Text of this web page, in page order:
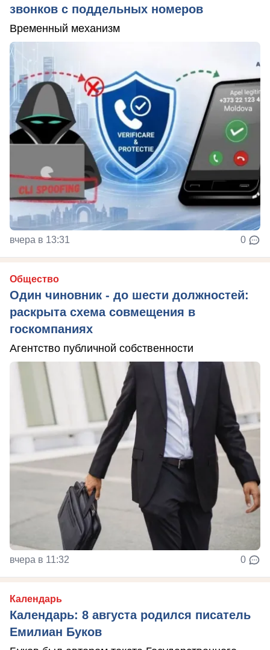
звонков с поддельных номеров
Временный механизм
вчера в 13:31 0
Общество
Один чиновник - до шести должностей:
раскрыта схема совмещения в
госкомпаниях
Агентство публичной собственности
вчера в 11:32 0
Календарь
Календарь: 8 августа родился писатель
Емилиан Буков